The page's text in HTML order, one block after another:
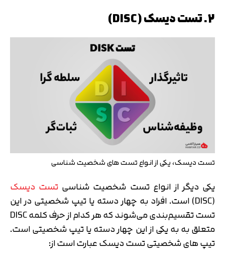
2. تست دیسک (DISC)
تست دیسک، یکی از انواع تست های شخصیت شناسی
یکی دیگر از انواع تست شخصیت شناسی تست دیسک
(DISC) است. افراد به چهار دسته یا تیپ شخصیتی در این
تست تقسیم‌بندی می‌شوند که هر کدام از حرف کلمه DISC
متعلق به به یکی از این چهار دسته یا تیپ شخصیتی است.
تیپ های شخصیتی تست دیسک عبارت است از: